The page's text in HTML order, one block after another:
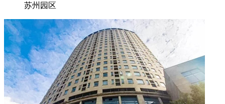
苏州园区